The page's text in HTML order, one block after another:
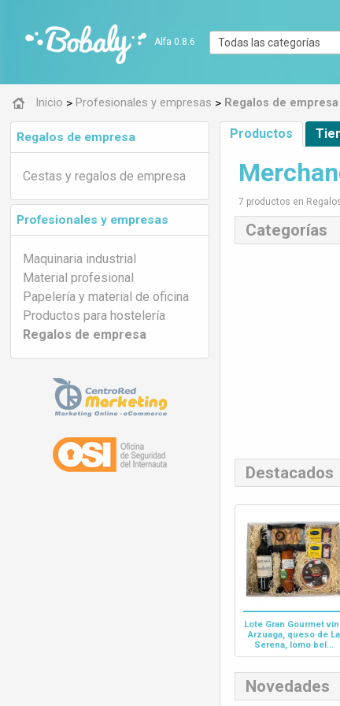
Alfa 0.8.6
Inicio > Profesionales y empresas > Regalos de empresa
Regalos de empresa
Cestas y regalos de empresa
Profesionales y empresas
Maquinaria industrial
Material profesional
Papelería y material de oficina
Productos para hostelería
Regalos de empresa
Productos
7 productos en
Categorías
Destacados
Lote Gran Gourmet
Arzuaga, queso de La
Serena, lomo bel...
Novedades